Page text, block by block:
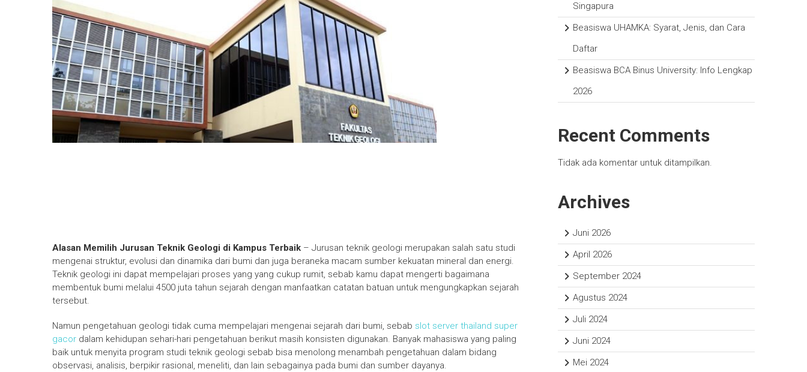
Alasan Memilih Jurusan Teknik Geologi di Kampus Terbaik – Jurusan teknik geologi merupakan salah satu studi
mengenai struktur, evolusi dan dinamika dari bumi dan juga beraneka macam sumber kekuatan mineral dan energi.
Teknik geologi ini dapat mempelajari proses yang yang cukup rumit, sebab kamu dapat mengerti bagaimana
membentuk bumi melalui 4500 juta tahun sejarah dengan manfaatkan catatan batuan untuk mengungkapkan sejarah
tersebut.
Namun pengetahuan geologi tidak cuma mempelajari mengenai sejarah dari bumi, sebab slot server thailand super
gacor dalam kehidupan sehari-hari pengetahuan berikut masih konsisten digunakan. Banyak mahasiswa yang paling
baik untuk menyita program studi teknik geologi sebab bisa menolong menambah pengetahuan dalam bidang
observasi, analisis, berpikir rasional, meneliti, dan lain sebagainya pada bumi dan sumber dayanya.
Singapura
Beasiswa UHAMKA: Syarat, Jenis, dan Cara
Daftar
Beasiswa BCA Binus University: Info Lengkap
2026
Recent Comments
Tidak ada komentar untuk ditampilkan.
Archives
Juni 2026
April 2026
September 2024
Agustus 2024
Juli 2024
Juni 2024
Mei 2024